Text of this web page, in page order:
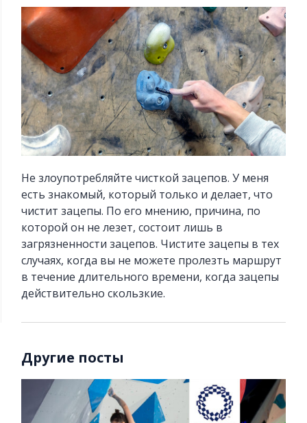
Не злоупотребляйте чисткой зацепов. У меня
есть знакомый, который только и делает, что
чистит зацепы. По его мнению, причина, по
которой он не лезет, состоит лишь в
загрязненности зацепов. Чистите зацепы в тех
случаях, когда вы не можете пролезть маршрут
в течение длительного времени, когда зацепы
действительно скользкие.
Другие посты